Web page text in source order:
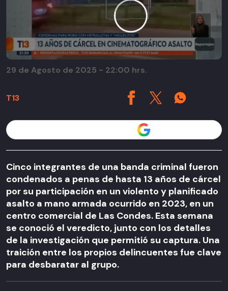
T13
29 de Agosto de 2025 - 22:00 hrs.
Cinco integrantes de una banda criminal fueron
condenados a penas de hasta 13 años de cárcel
por su participación en un violento y planificado
asalto a mano armada ocurrido en 2023, en un
centro comercial de Las Condes. Esta semana
se conoció el veredicto, junto con los detalles
de la investigación que permitió su captura. Una
traición entre los propios delincuentes fue clave
para desbaratar al grupo.